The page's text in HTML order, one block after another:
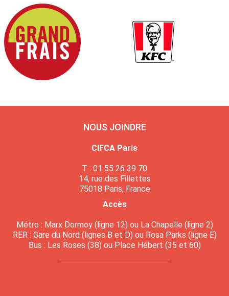
NOUS JOINDRE
CIFCA Paris
T : 01 55 26 39 70
14, rue des Fillettes
75018 Paris, France
Accès
Métro : Marx Dormoy (ligne 12) ou La Chapelle (ligne 2)
RER : Gare du Nord (lignes B et D) ou Rosa Parks (ligne E)
Bus : Les Roses (38) ou Place Hébert (35 et 60)